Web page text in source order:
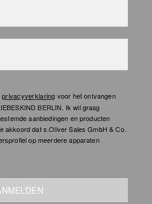
privacyverklaring voor het ontvangen
BERLIN. Ik wil graag
aanbiedingen en producten
akkoord dat s.Oliver Sales GmbH & Co.
op meerdere apparaten